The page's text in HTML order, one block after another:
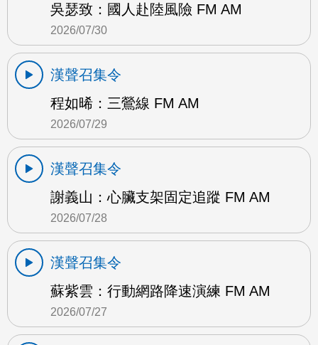
吳瑟致：國人赴陸風險 FM AM
2026/07/30
漢聲召集令
程如晞：三鶯線 FM AM
2026/07/29
漢聲召集令
謝義山：心臟支架固定追蹤 FM AM
2026/07/28
漢聲召集令
蘇紫雲：行動網路降速演練 FM AM
2026/07/27